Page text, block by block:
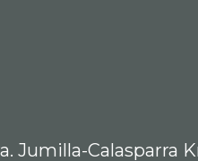
Jumilla-Calasparra